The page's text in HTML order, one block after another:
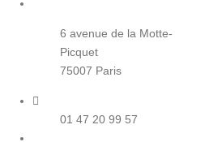
6 avenue de la Motte-
Picquet
75007 Paris
01 47 20 99 57